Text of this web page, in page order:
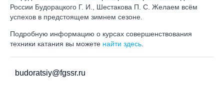
России Будорацкого Г. И., Шестакова П. С. Желаем всём
успехов в предстоящем зимнем сезоне.
Подробную информацию о курсах совершенствования
техники катания вы можете найти здесь
budoratsiy@fgssr.ru